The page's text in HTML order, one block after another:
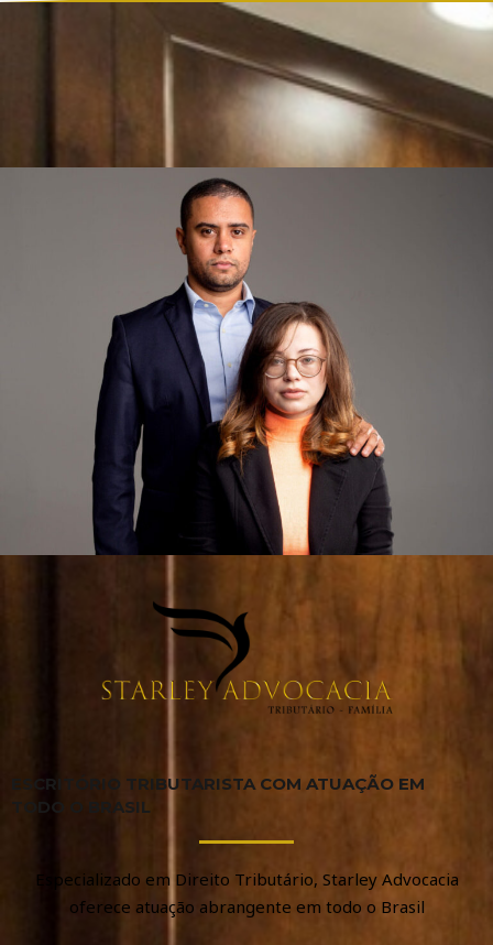
ESCRITÓRIO TRIBUTARISTA COM ATUAÇÃO EM
TODO O BRASIL
Especializado em Direito Tributário, Starley Advocacia
oferece atuação abrangente em todo o Brasil